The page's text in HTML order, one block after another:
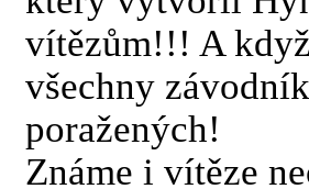
vítězům!!! A
všechny
poražených!
Známe i vítěze